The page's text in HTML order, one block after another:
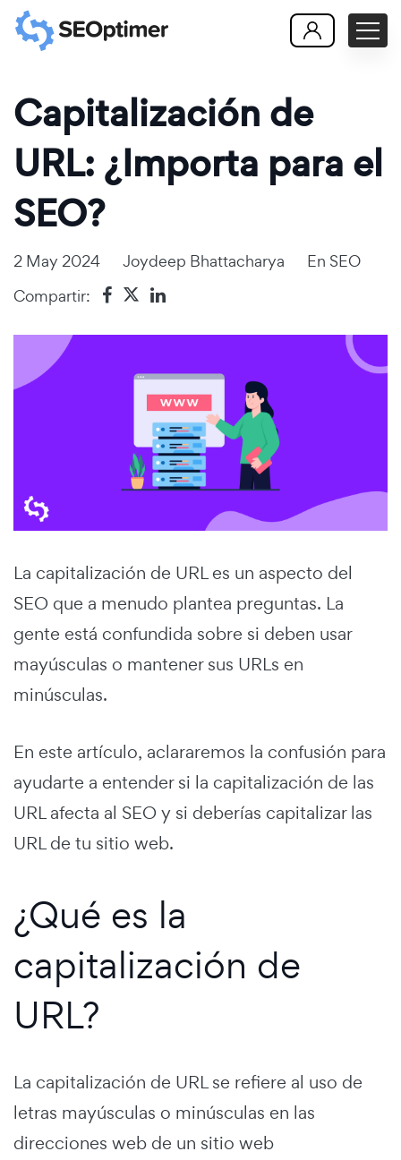
Capitalización de
URL: ¿Importa para el
SEO?
2 May 2024 Joydeep Bhattacharya En SEO
Compartir:
La capitalización de URL es un aspecto del
SEO que a menudo plantea preguntas. La
gente está confundida sobre si deben usar
mayúsculas o mantener sus URLs en
minúsculas.
En este artículo, aclararemos la confusión para
ayudarte a entender si la capitalización de las
URL afecta al SEO y si deberías capitalizar las
URL de tu sitio web.
¿Qué es la
capitalización de
URL?
La capitalización de URL se refiere al uso de
letras mayúsculas o minúsculas en las
direcciones web de un sitio web